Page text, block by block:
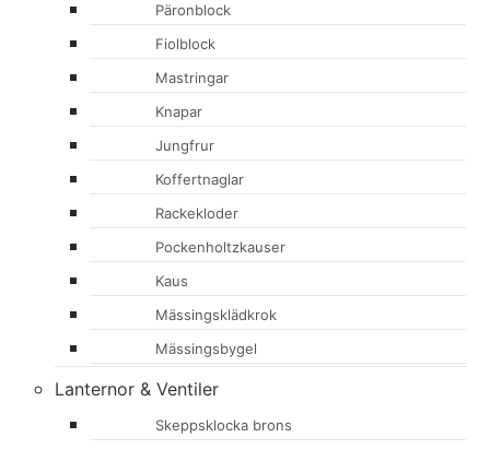
Päronblock
Fiolblock
Mastringar
Knapar
Jungfrur
Koffertnaglar
Rackekloder
Pockenholtzkauser
Kaus
Mässingsklädkrok
Mässingsbygel
Lanternor & Ventiler
Skeppsklocka brons